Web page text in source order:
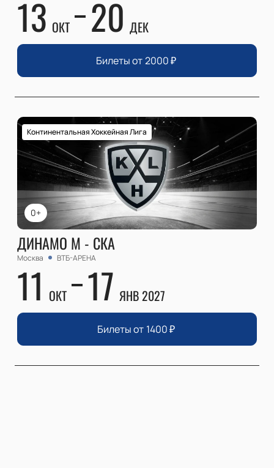
13 ОКТ 20 ДЕК
Билеты от 2000₽
0+
Континентальная Хоккейная Лига
ДИНАМО М - СКА
Москва ВТБ-АРЕНА
11 ОКТ 17 ЯНВ 2027
Билеты от 1400₽